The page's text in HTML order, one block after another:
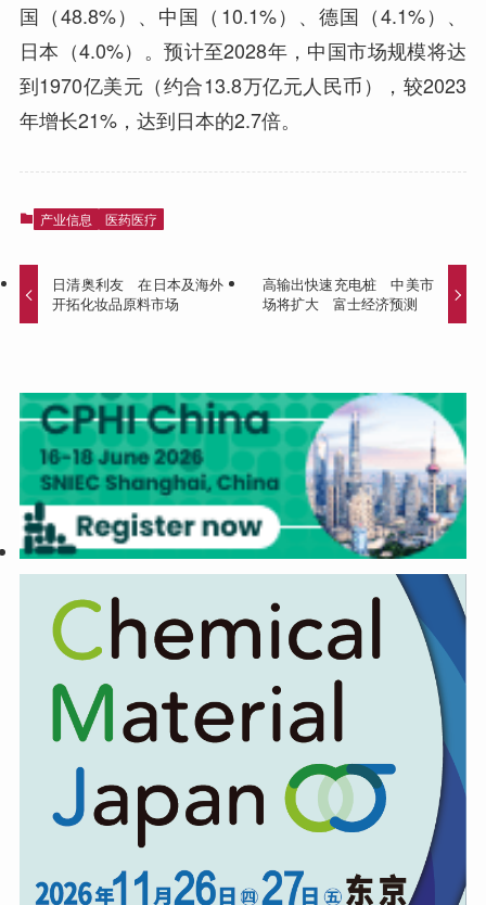
国（48.8%）、中国（10.1%）、德国（4.1%）、
日本（4.0%）。预计至2028年，中国市场规模将达
到1970亿美元（约合13.8万亿元人民币），较2023
年增长21%，达到日本的2.7倍。
产业信息 医药医疗
日清奥利友 在日本及海外
开拓化妆品原料市场
高输出快速充电桩 中美市
场将扩大 富士经济预测